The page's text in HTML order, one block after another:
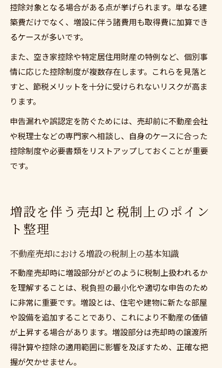
控除対象となる場合がある点が挙げられます。単なる建
築費だけでなく、増設に伴う諸費用も取得費に加算でき
るケースが多いです。
また、空き家控除や特定居住用財産の特例など、個別事
情に応じた控除制度が複数存在します。これらを見落と
すと、節税メリットを十分に受けられないリスクが高ま
ります。
申告漏れや誤認定を防ぐためには、売却前に不動産会社
や税理士などの専門家へ相談し、自身のケースに合った
控除制度や必要書類をリストアップしておくことが重要
です。
増設を伴う売却と税制上のポイン
ト整理
不動産売却における増設の税制上の基本知識
不動産売却時に増設部分がどのように税制上扱われるか
を理解することは、税負担の最小化や適切な申告のため
に非常に重要です。増設とは、住宅や建物に新たな部屋
や設備を追加することであり、これにより不動産の価値
が上昇する場合があります。増設部分は売却時の譲渡所
得計算や控除の適用範囲に影響を及ぼすため、正確な把
握が欠かせません。